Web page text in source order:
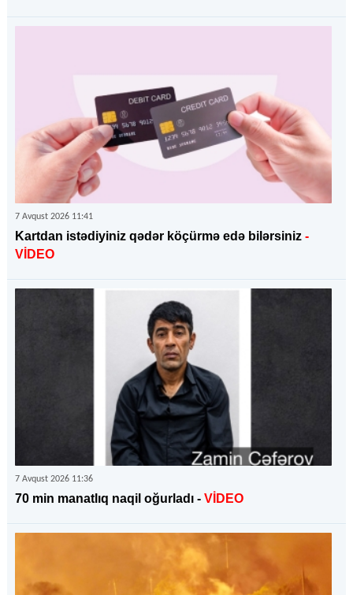
7 Avqust 2026 11:41
Kartdan istədiyiniz qədər köçürmə edə bilərsiniz -
VİDEO
7 Avqust 2026 11:36
70 min manatlıq naqil oğurladı - VİDEO